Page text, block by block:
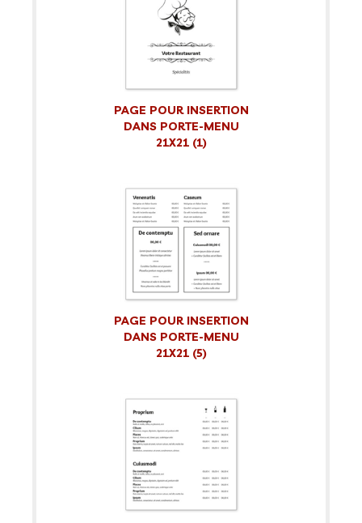
PAGE POUR INSERTION
DANS PORTE-MENU
21X21 (1)
PAGE POUR INSERTION
DANS PORTE-MENU
21X21 (5)